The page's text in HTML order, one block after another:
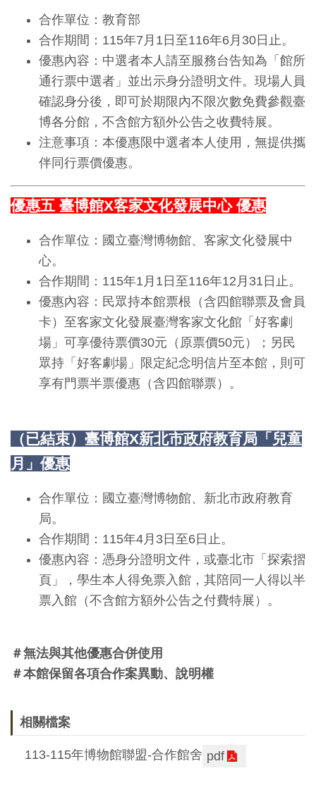
訊
安
著
作
友
善
施
服
合作單位：教育部
合作期間：115年7月1日至116年6月30日止。
優惠內容：中選者本人請至服務台告知為「館所
通行票中選者」並出示身分證明文件。現場人員
確認身分後，即可於期限內不限次數免費參觀臺
博各分館，不含館方額外公告之收費特展。
注意事項：本優惠限中選者本人使用，無提供攜
伴同行票價優惠。
優惠五 臺博館X客家文化發展中心 優惠
合作單位：國立臺灣博物館、客家文化發展中
心。
合作期間：115年1月1日至116年12月31日止。
優惠內容：民眾持本館票根（含四館聯票及會員
卡）至客家文化發展臺灣客家文化館「好客劇
場」可享優待票價30元（原票價50元）；另民
眾持「好客劇場」限定紀念明信片至本館，則可
享有門票半票優惠（含四館聯票）。
（已結束）臺博館X新北市政府教育局「兒童
月」優惠
合作單位：國立臺灣博物館、新北市政府教育
局。
合作期間：115年4月3日至6日止。
優惠內容：憑身分證明文件，或臺北市「探索摺
頁」，學生本人得免票入館，其陪同一人得以半
票入館（不含館方額外公告之付費特展）。
＃無法與其他優惠合併使用
＃本館保留各項合作案異動、說明權
相關檔案
113-115年博物館聯盟-合作館舍 pdf